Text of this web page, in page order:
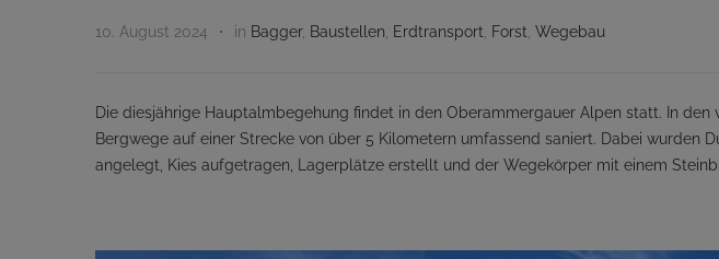
10. August 2024 in Bagger, Baustellen Erdtransport Forst Wegebau
Die diesjährige Hauptalmbegehung findet in den Oberammergauer Alpen statt. In den
Bergwege auf einer Strecke von über 5 Kilometern umfassend saniert. Dabei wurden
angelegt, Kies aufgetragen, Lagerplätze erstellt und der Wegekörper mit einem